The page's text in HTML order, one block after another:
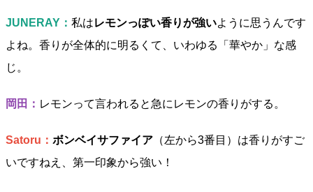
JUNERAY： 私はレモンっぽい香りが強いように思うんです
よね。香りが全体的に明るくて、いわゆる「華やか」な感
じ。
岡田： レモンって言われると急にレモンの香りがする。
Satoru： ボンベイサファイア （左から3番目）は香りがすご
いですねえ、第一印象から強い！